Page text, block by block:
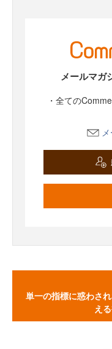
メールマガ
・全ての
単一の指標に惑わさ
え